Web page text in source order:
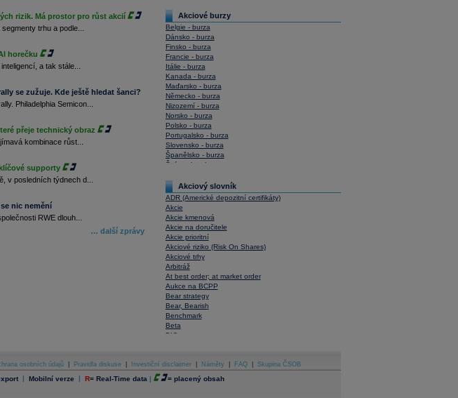
rizik. Má prostor pro růst akcií
trhu a podle...
horečku
a tak stále...
se zužuje. Kde ještě hledat šanci?
Philadelphia Semicon...
přeje technický obraz
kombinace růst...
supporty
v posledních týdnech d...
nic nemění
RWE dlouh...
… další zprávy
Akciové burzy
Belgie - burza
Dánsko - burza
Finsko - burza
Francie - burza
Itálie - burza
Kanada - burza
Maďarsko - burza
Německo - burza
Nizozemí - burza
Norsko - burza
Polsko - burza
Portugalsko - burza
Slovensko - burza
Španělsko - burza
Švýcarsko - burza
Akciový slovník
ADR (Americké depozitní certifikáty)
Akcie
Akcie kmenová
Akcie na doručitele
Akcie prioritní
Akciové riziko (Risk On Shares)
Akciové trhy
Arbitráž
At best order; at market order
Aukce na BCPP
Bear strategy
Bear, Bearish
Benchmark
Beta
BIC
Bonita
Book To Bill Ratio
Book Value
osobních údajů Pravidla diskuse Investiční disclaimer Náměty FAQ Skupina ČSOB
| Mobilní verze | R= Real-Time data | = placený obsah